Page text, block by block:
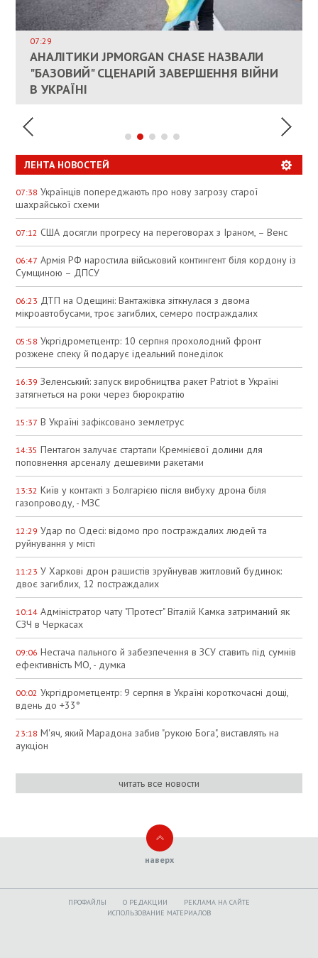
КАНДИДАТ В ПРЕМЬЕРЫ ПОЛЬШИ ПРИЗВАЛ
ЕС ПРЕКРАТИТЬ ВОЕННУЮ ПОМОЩЬ
УКРАИНЕ
07:29
АНАЛІТИКИ JPMORGAN CHASE НАЗВАЛИ
"БАЗОВИЙ" СЦЕНАРІЙ ЗАВЕРШЕННЯ ВІЙНИ
В УКРАЇНІ
ВЛАСНИКАМ ЗРУЙНОВАНОГО ЖИТЛА
ДОЗВОЛИЛИ НЕ ПЛАТИТИ ЗА КОМУНАЛКУ
ИНТЕГРАЦИЯ УКРАИНЫ В НАТО ВРЯД ЛИ
СОСТОИТСЯ В БЛИЖАЙШЕЕ ВРЕМЯ, –
РЮТТЕ
ПАЛИВНИЙ РИНОК РОЗІГРІЛИ ШТУЧНО:
АНАЛІТИКИ ЗВИНУВАТИЛИ АЗС У
СПЕКУЛЯЦІЇ
ЛЕНТА НОВОСТЕЙ
07:38 Українців попереджають про нову загрозу старої
шахрайської схеми
07:12 США досягли прогресу на переговорах з Іраном, – Венс
06:47 Армія РФ наростила військовий контингент біля кордону із
Сумщиною – ДПСУ
06:23 ДТП на Одещині: Вантажівка зіткнулася з двома
мікроавтобусами, троє загиблих, семеро постраждалих
05:58 Укргідрометцентр: 10 серпня прохолодний фронт
розжене спеку й подарує ідеальний понеділок
16:39 Зеленський: запуск виробництва ракет Patriot в Україні
затягнеться на роки через бюрократію
15:37 В Україні зафіксовано землетрус
14:35 Пентагон залучає стартапи Кремнієвої долини для
поповнення арсеналу дешевими ракетами
13:32 Київ у контакті з Болгарією після вибуху дрона біля
газопроводу, - МЗС
12:29 Удар по Одесі: відомо про постраждалих людей та
руйнування у місті
11:23 У Харкові дрон рашистів зруйнував житловий будинок:
двоє загиблих, 12 постраждалих
10:14 Адміністратор чату "Протест" Віталій Камка затриманий як
СЗЧ в Черкасах
09:06 Нестача пального й забезпечення в ЗСУ ставить під сумнів
ефективність МО, - думка
00:02 Укргідрометцентр: 9 серпня в Україні короткочасні дощі,
вдень до +33°
23:18 М'яч, який Марадона забив "рукою Бога", виставлять на
аукціон
читать все новости
наверх
ПРОФАЙЛЫ O РЕДАКЦИИ
РЕКЛАМА НА САЙТЕ
ИСПОЛЬЗОВАНИЕ МАТЕРИАЛОВ